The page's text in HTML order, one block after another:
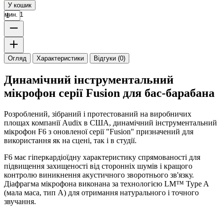
У кошик
мин. 1
Огляд Характеристики Відгуки (0)
Динамічний інструментальний
мікрофон серії Fusion для бас-барабана
Розроблений, зібраний і протестований на виробничих
площах компанії Audix в США, динамічний інструментальний
мікрофон F6 з оновленої серії "Fusion" призначений для
використання як на сцені, так і в студії.
F6 має гіперкардіоїдну характеристику спрямованості для
підвищення захищеності від сторонніх шумів і кращого
контролю виникнення акустичного зворотнього зв'язку.
Діафрагма мікрофона виконана за технологією LM™ Type A
(мала маса, тип А) для отримання натурального і точного
звучання.